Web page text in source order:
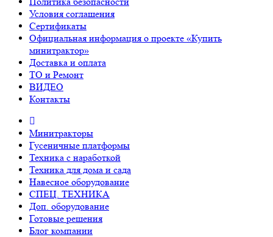
Условия соглашения
Сертификаты
Официальная информация о проекте «Купить
минитрактор»
Доставка и оплата
ТО и Ремонт
ВИДЕО
Контакты
Минитракторы
Гусеничные платформы
Техника с наработкой
Техника для дома и сада
Навесное оборудование
СПЕЦ. ТЕХНИКА
Доп. оборудование
Готовые решения
Блог компании